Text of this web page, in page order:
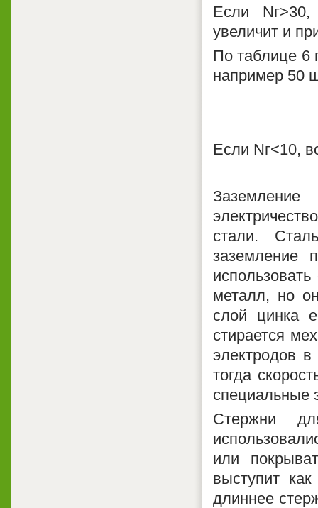
Если
увеличит и
По таблице 6
например 50
Если Nг<10,
стали.
заземление
металл, но
слой цинка
стирается
электродов
тогда
специальные
Стержни
или
выступит
длиннее